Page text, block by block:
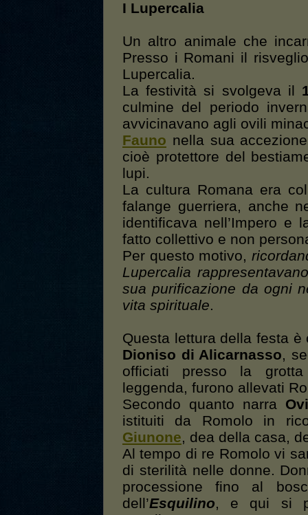
I Lupercalia
Un altro animale che
Presso i Romani il
Lupercalia.
La festività si svolgeva il
culmine del periodo
avvicinavano agli ovili
Fauno nella sua
cioè protettore del
lupi.
La cultura Romana era
falange guerriera, anche
identificava nell’Impero e
fatto collettivo e non
Per questo motivo,
Lupercalia
sua purificazione da ogni
vita spirituale.
Questa lettura della festa
Dioniso di Alicarnasso,
officiati presso la
leggenda, furono allevati
Secondo quanto narra
istituiti da Romolo in
Giunone, dea della casa,
Al tempo di re Romolo vi
di sterilità nelle donne.
processione fino al
dell’Esquilino, e qui si